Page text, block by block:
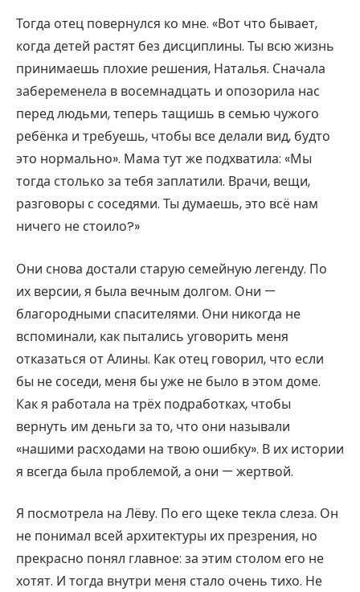
Тогда отец повернулся ко мне. «Вот что бывает,
когда детей растят без дисциплины. Ты всю жизнь
принимаешь плохие решения, Наталья. Сначала
забеременела в восемнадцать и опозорила нас
перед людьми, теперь тащишь в семью чужого
ребёнка и требуешь, чтобы все делали вид, будто
это нормально». Мама тут же подхватила: «Мы
тогда столько за тебя заплатили. Врачи, вещи,
разговоры с соседями. Ты думаешь, это всё нам
ничего не стоило?»
Они снова достали старую семейную легенду. По
их версии, я была вечным долгом. Они —
благородными спасителями. Они никогда не
вспоминали, как пытались уговорить меня
отказаться от Алины. Как отец говорил, что если
бы не соседи, меня бы уже не было в этом доме.
Как я работала на трёх подработках, чтобы
вернуть им деньги за то, что они называли
«нашими расходами на твою ошибку». В их истории
я всегда была проблемой, а они — жертвой.
Я посмотрела на Лёву. По его щеке текла слеза. Он
не понимал всей архитектуры их презрения, но
прекрасно понял главное: за этим столом его не
хотят. И тогда внутри меня стало очень тихо. Не